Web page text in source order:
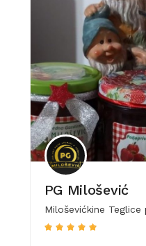
PG Milošević
Miloševićkine